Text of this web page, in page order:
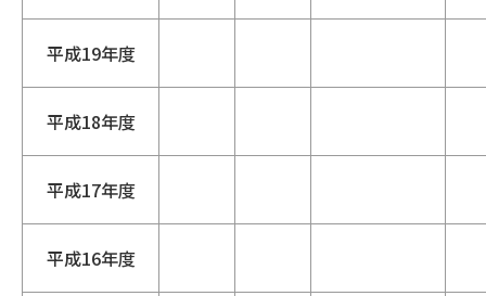
平成19年度
平成18年度
平成17年度
平成16年度